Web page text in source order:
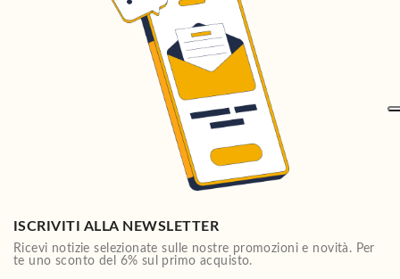
ISCRIVITI ALLA NEWSLETTER
Ricevi notizie selezionate sulle nostre promozioni e novità. Per
te uno sconto del 6% sul primo acquisto.